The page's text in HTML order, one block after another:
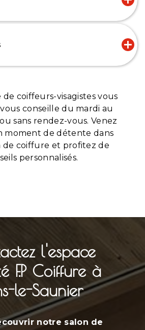
coiffeurs-visagistes vous
conseille du mardi au
sans rendez-vous. Venez
moment de détente dans
de coiffure et profitez de
personnalisés.
l'espace
F.P Coiffure à
le-Saunier
notre salon de